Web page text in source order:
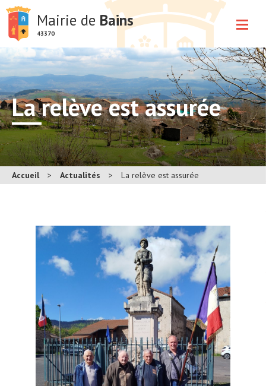
Mairie de Bains
43370
La relève est assurée
Accueil > Actualités > La relève est assurée